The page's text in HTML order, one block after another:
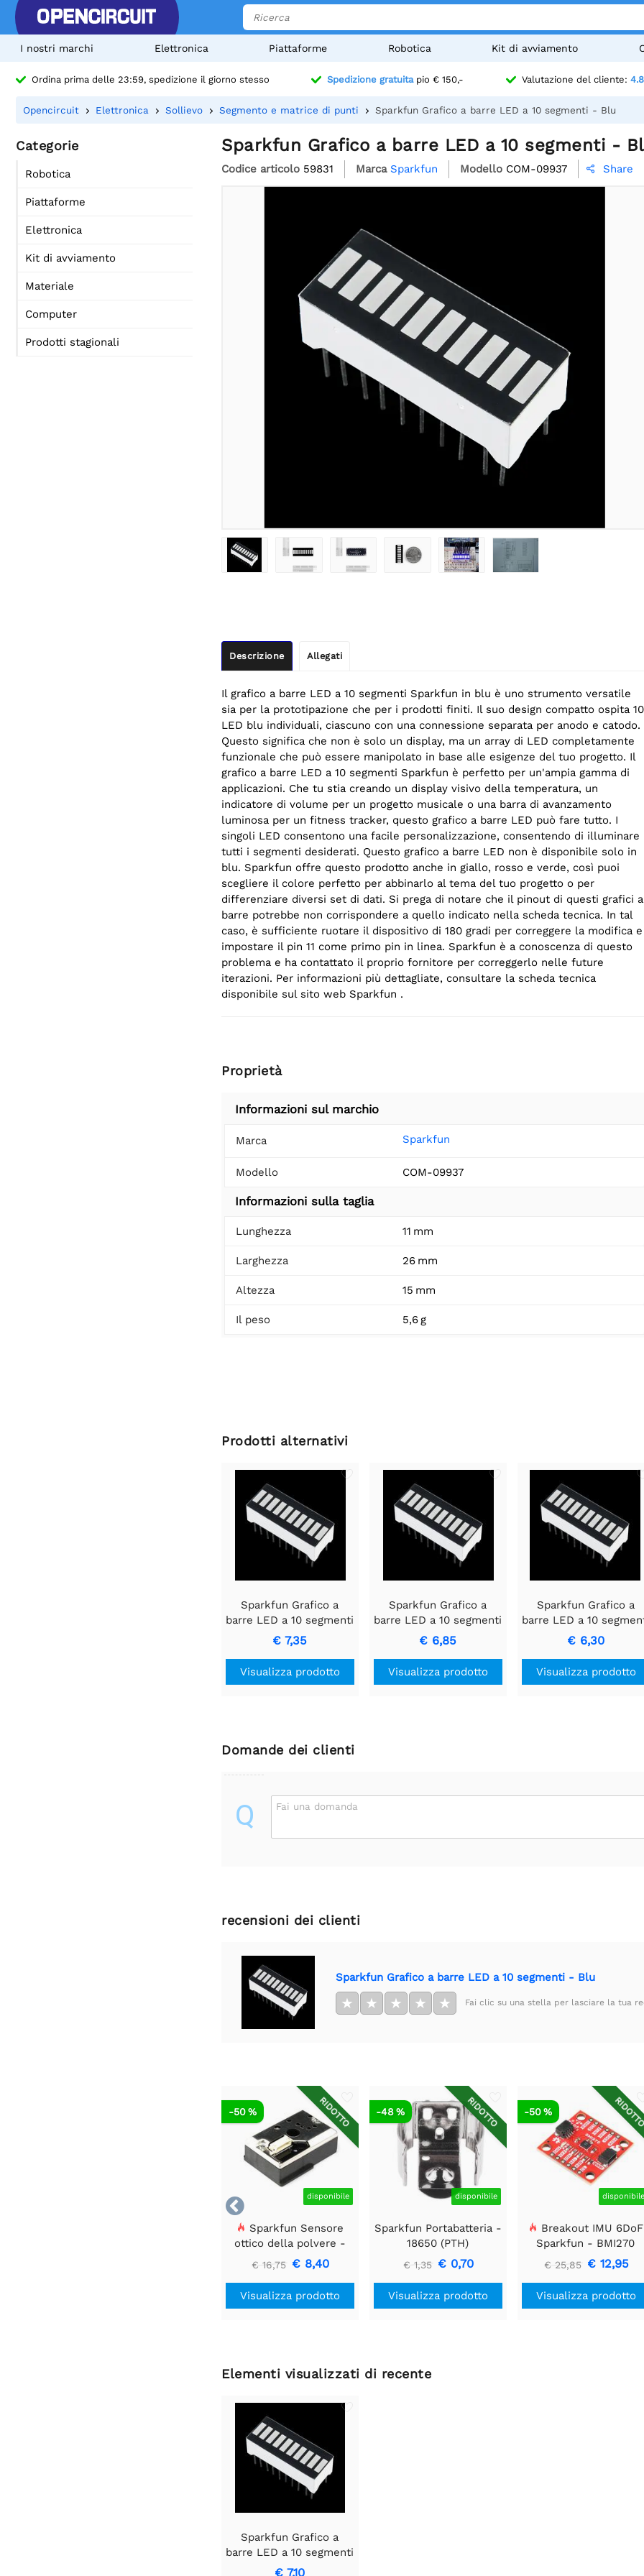
I nostri marchi Elettronica Piattaforme Robotica Kit di avviamento
Ordina prima delle 23:59, spedizione il giorno stesso Spedizione gratuitapio € 150,- Valutazione del cliente: 4.8
Opencircuit Elettronica Sollievo Segmento e matrice di punti Sparkfun Grafico a barre LED a 10 segmenti - Blu
Categorie
Robotica
Piattaforme
Elettronica
Kit di avviamento
Materiale
Computer
Prodotti stagionali
Sparkfun Grafico a barre LED a 10 segmenti -
Codice articolo 59831 Marca Sparkfun Modello COM-09937  Share
Descrizione Allegati
Il grafico a barre LED a 10 segmenti Sparkfun in blu è uno strumento versatile
sia per la prototipazione che per i prodotti finiti. Il suo design compatto ospita 10
LED blu individuali, ciascuno con una connessione separata per anodo e catodo.
Questo significa che non è solo un display, ma un array di LED completamente
funzionale che può essere manipolato in base alle esigenze del tuo progetto. Il
grafico a barre LED a 10 segmenti Sparkfun è perfetto per un'ampia gamma di
applicazioni. Che tu stia creando un display visivo della temperatura, un
indicatore di volume per un progetto musicale o una barra di avanzamento
luminosa per un fitness tracker, questo grafico a barre LED può fare tutto. I
singoli LED consentono una facile personalizzazione, consentendo di illuminare
tutti i segmenti desiderati. Questo grafico a barre LED non è disponibile solo in
blu. Sparkfun offre questo prodotto anche in giallo, rosso e verde, così puoi
scegliere il colore perfetto per abbinarlo al tema del tuo progetto o per
differenziare diversi set di dati. Si prega di notare che il pinout di questi grafici a
barre potrebbe non corrispondere a quello indicato nella scheda tecnica. In tal
caso, è sufficiente ruotare il dispositivo di 180 gradi per correggere la modifica e
impostare il pin 11 come primo pin in linea. Sparkfun è a conoscenza di questo
problema e ha contattato il proprio fornitore per correggerlo nelle future
iterazioni. Per informazioni più dettagliate, consultare la scheda tecnica
disponibile sul sito web Sparkfun .
Proprietà
Informazioni sul marchio
Marca Sparkfun
Modello COM-09937
Informazioni sulla taglia
Lunghezza 11 mm
Larghezza 26 mm
Altezza 15 mm
Il peso 5,6 g
Prodotti alternativi
Sparkfun Grafico a
barre LED a 10 segmenti
- verde
€ 7,35
Visualizza prodotto
Sparkfun Grafico a
barre LED a 10 segmenti
- Rosso
€ 6,85
Visualizza prodotto
Sparkfun Grafico a
barre LED a 10
- Giallo
€ 6,30
Visualizza prodotto
Domande dei clienti
Q Fai una domanda
recensioni dei clienti
Sparkfun Grafico a barre LED a 10 segmenti - Blu
★ ★ ★ ★ ★ Fai clic su una stella per lasciare la tua

RIDOTTO
disponibile
-50 %
Sparkfun Sensore
ottico della polvere -
GP2Y1010AU0F
€ 16,75 € 8,40
Visualizza prodotto
RIDOTTO
disponibile
-48 %
Sparkfun Portabatteria -
18650 (PTH)
€ 1,35 € 0,70
Visualizza prodotto
-50 %
Breakout IMU 6DoF
Sparkfun - BMI270
(Qwiic)
€ 25,85 € 12,95
Visualizza prodotto
Elementi visualizzati di recente
Sparkfun Grafico a
barre LED a 10 segmenti
- Blu
€ 7,10